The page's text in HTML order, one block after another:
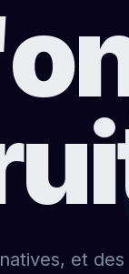
et des